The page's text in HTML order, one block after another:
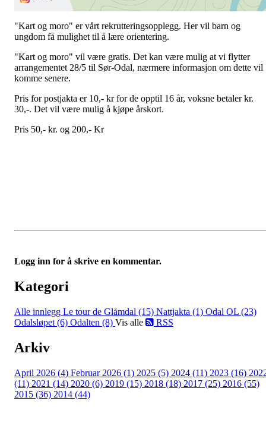
"Kart og moro" er vårt rekrutteringsopplegg. Her vil barn og
ungdom få mulighet til å lære orientering.
"Kart og moro" vil være gratis. Det kan være mulig at vi flytter
arrangementet 28/5 til Sør-Odal, nærmere informasjon om dette vil
komme senere.
Pris for postjakta er 10,- kr for de opptil 16 år, voksne betaler kr.
30,-. Det vil være mulig å kjøpe årskort.
Pris 50,- kr. og 200,- Kr
Logg inn for å skrive en kommentar.
Kategori
Alle innlegg Le tour de Glåmdal (15) Nattjakta (1) Odal OL (23)
Odalsløpet (6) Odalten (8) Vis alle RSS
Arkiv
April 2026 (4) Februar 2026 (1) 2025 (5) 2024 (11) 2023 (16)
(11) 2021 (14) 2020 (6) 2019 (15) 2018 (18) 2017 (25) 2016 (55)
2015 (36) 2014 (44)